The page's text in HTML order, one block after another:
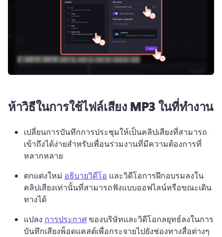
ห้าวิธีในการใช้ไฟล์เสียง MP3 ในที่ทํางาน
เปลี่ยนการบันทึกการประชุมให้เป็นคลิปเสียงที่สามารถ
เข้าถึงได้ง่ายสําหรับเพื่อนร่วมงานที่มีความต้องการที่
หลากหลาย
ตกแต่งใหม่ อธิบายวิดีโอ และวิดีโอการฝึกอบรมลงใน
คลิปเสียงเท่านั้นที่สามารถฟังแบบออฟไลน์หรือขณะเดิน
ทางได้
แปลง การประกาศ ของบริษัทและวิดีโอกลยุทธ์ลงในการ
บันทึกเสียงพ็อดแคสต์เพื่อกระจายไปยังช่องทางสื่อต่างๆ